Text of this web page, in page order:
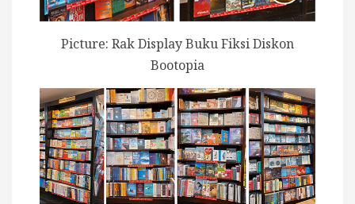
Picture: Rak Display Buku Fiksi Diskon
Bootopia